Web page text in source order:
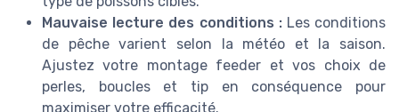
Mauvaise lecture des conditions :Les conditions
de pêche varient selon la météo et la saison.
Ajustez votre montage feeder et vos choix de
perles, boucles et tip en conséquence pour
maximiser votre efficacité.